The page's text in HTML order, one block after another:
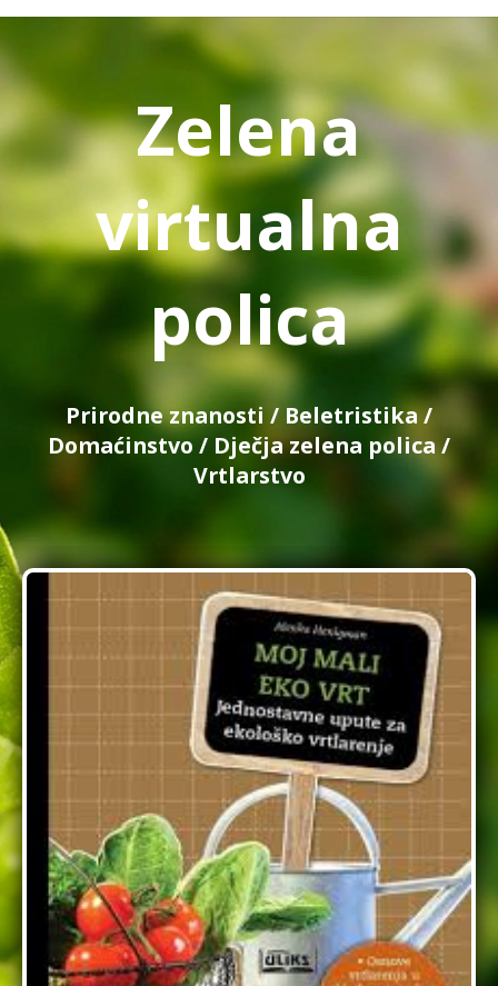
Zelena
virtualna
polica
Prirodne znanosti / Beletristika/
Domaćinstvo / Dječja zelena polica /
Vrtlarstvo